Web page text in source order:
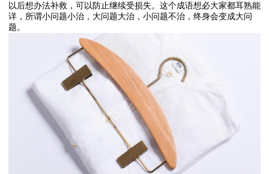
以后想办法补救，可以防止继续受损失。这个成语想必大家都耳熟能
详，所谓小问题小治，大问题大治，小问题不治，终身会变成大问
题。